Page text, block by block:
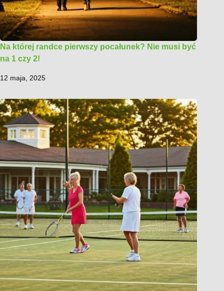
Na której randce pierwszy pocałunek? Nie musi być
na 1 czy 2!
12 maja, 2025